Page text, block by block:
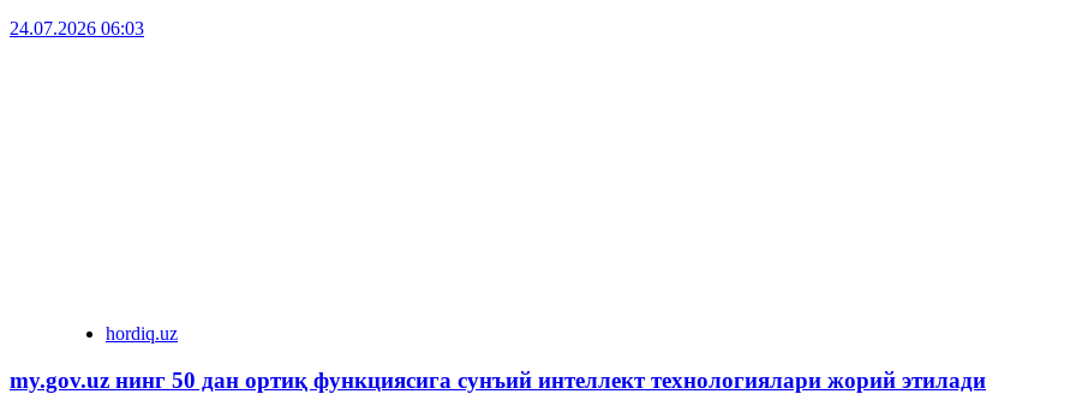
24.07.2026 06:03
hordiq.uz
my.gov.uz нинг 50 дан ортиқ функциясига сунъий интеллект технологиялари жорий этилади